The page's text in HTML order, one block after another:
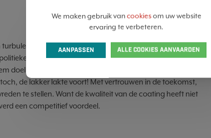
periode. Crisissen volgen zich op: van Lock Down en
onstabiele toestand en dit terwijl Europa de ene na de
doel om Europa om te vormen naar een klimaatneutraal
de lakker lakte voort! Met vertrouwen in de toekomst,
te stellen. Want de kwaliteit van de coating heeft niet
een competitief voordeel.
We maken gebruik vancookiesom uw website
ervaring te verbeteren.
AANPASSEN ALLE COOKIES AANVAARDEN